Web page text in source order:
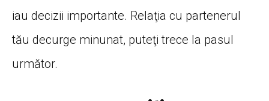
iau decizii importante. Relaţia cu partenerul
tău decurge minunat, puteţi trece la pasul
următor.